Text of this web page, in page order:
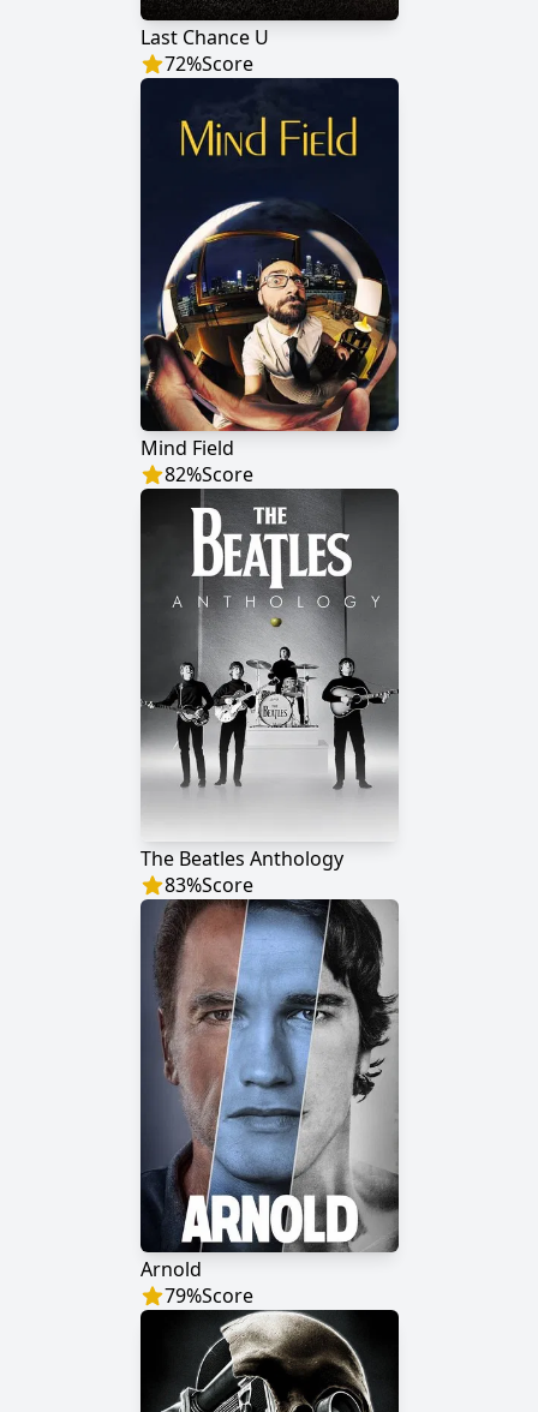
Last Chance U
72%Score
Mind Field
82%Score
The Beatles Anthology
83%Score
Arnold
79%Score